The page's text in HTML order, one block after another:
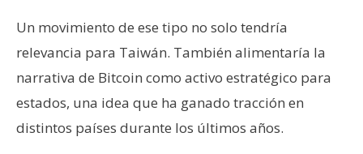
Un movimiento de ese tipo no solo tendría
relevancia para Taiwán. También alimentaría la
narrativa de Bitcoin como activo estratégico para
estados, una idea que ha ganado tracción en
distintos países durante los últimos años.